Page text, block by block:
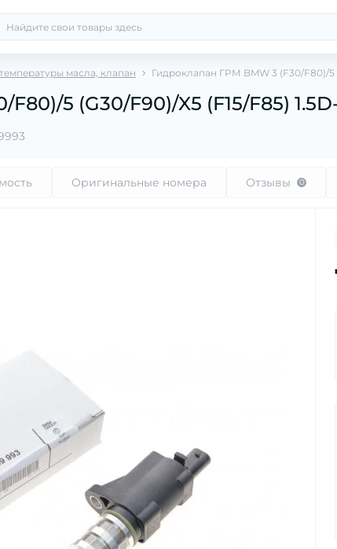
масла, клапан Гидроклапан ГРМ BMW 3 (F30/F80)/5
5 (G30/F90)/X5 (F15/F85)
Оригинальные номера Отзывы 0